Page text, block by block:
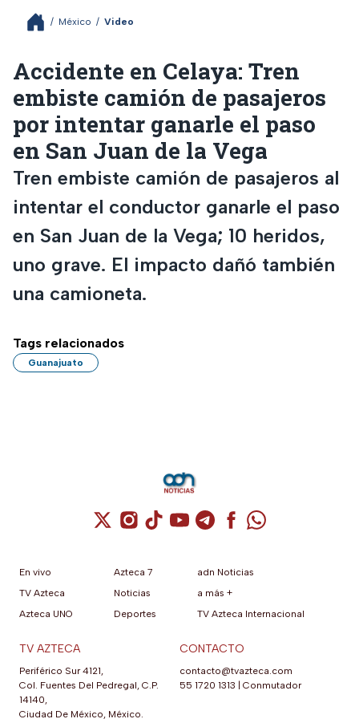
/ México / Video
Accidente en Celaya: Tren
embiste camión de pasajeros
por intentar ganarle el paso
en San Juan de la Vega
Tren embiste camión de pasajeros al
intentar el conductor ganarle el paso
en San Juan de la Vega; 10 heridos,
uno grave. El impacto dañó también
una camioneta.
Tags relacionados
Guanajuato
Cuenta de X / Twitter (se abre en una
Cuenta de Instagram (se abre en una
Cuenta de TikTok (se abre en
Cuenta de YouTube (se abre
Cuenta de Telegram (se
Cuenta de
Cuenta de
En vivo
TV Azteca
Azteca UNO
Azteca 7
Noticias
Deportes
adn Noticias
a más +
TV Azteca Internacional
TV AZTECA
Periférico Sur 4121,
Col. Fuentes Del Pedregal, C.P.
14140,
Ciudad De México, México.
CONTACTO
contacto@tvazteca.com
55 1720 1313 | Conmutador